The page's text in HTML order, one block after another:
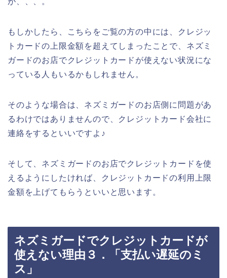
もしかしたら、こちらをご覧の方の中には、クレジッ
トカードの上限金額を超えてしまったことで、ネズミ
ガードのお店でクレジットカードが使えない状況にな
っている人もいるかもしれません。
そのような場合は、ネズミガードのお店側に問題があ
るわけではありませんので、クレジットカード会社に
連絡をするといいですよ♪
そして、ネズミガードのお店でクレジットカードを使
えるようにしたければ、クレジットカードの利用上限
金額を上げてもらうといいと思います。
ネズミガードでクレジットカードが
使えない理由３．「支払い遅延のミ
ス」